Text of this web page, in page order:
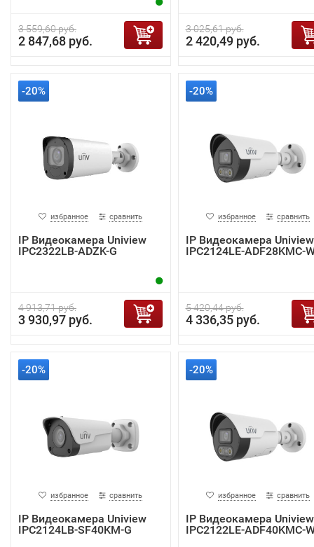
3 559,60 руб.
2 847,68 руб.
3 025,61 руб.
2 420,49 руб.
-20%
избранное сравнить
IP Видеокамера Uniview
IPC2322LB-ADZK-G
4 913,71 руб.
3 930,97 руб.
-20%
избранное сравнить
IP Видеокамера Uniview
IPC2124LE-ADF28KMC-
5 420,44 руб.
4 336,35 руб.
-20%
избранное сравнить
IP Видеокамера Uniview
IPC2124LB-SF40KM-G
-20%
избранное сравнить
IP Видеокамера Uniview
IPC2122LE-ADF40KMC-